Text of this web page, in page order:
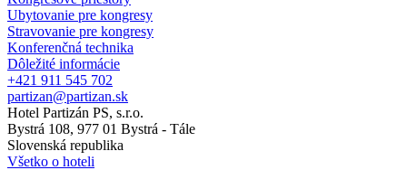
Ubytovanie pre kongresy
Stravovanie pre kongresy
Konferenčná technika
Dôležité informácie
+421 911 545 702
partizan@partizan.sk
Hotel Partizán PS, s.r.o.
Bystrá 108, 977 01 Bystrá - Tále
Slovenská republika
Všetko o hoteli